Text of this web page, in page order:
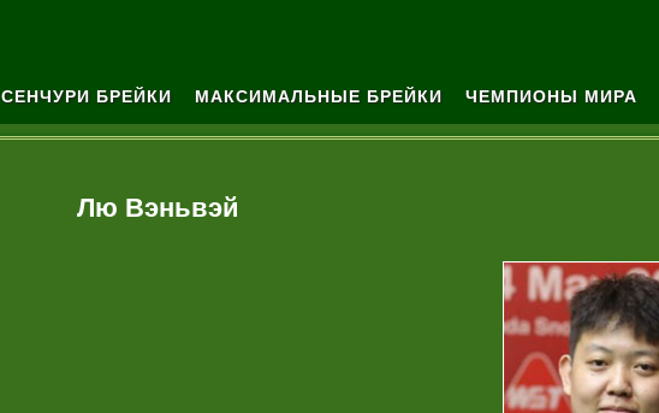
СЕНЧУРИ БРЕЙКИ МАКСИМАЛЬНЫЕ БРЕЙКИ ЧЕМПИОНЫ МИРА
Лю Вэньвэй